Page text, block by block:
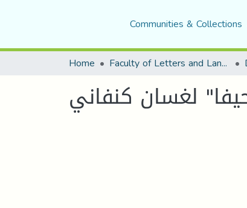
Communities & Collections
Home Faculty of Letters and Languages
لغسان كنفاني